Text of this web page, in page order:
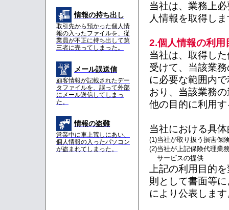
情報の持ち出し
取引先から預かった個人情
報の入ったファイルを、従
業員が不正に持ち出して第
三者に売ってしまった。
メール誤送信
顧客情報が記載されたデー
タファイルを、誤って外部
にメール送信してしまっ
た。
情報の盗難
営業中に車上荒しにあい、
個人情報の入ったパソコン
が盗まれてしまった。
当社は、業務上
人情報を取得し
2.個人情報の利用
当社は、取得し
受けて、当該業
に必要な範囲内
おり、当該業務
他の目的に利用
当社における具
(1)当社が取り扱う損害保
(2)当社が上記保険代理業
サービスの提供
上記の利用目的
則として書面等
により公表します